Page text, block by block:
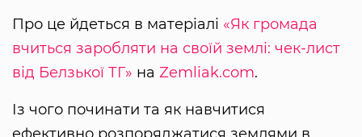
Про це йдеться в матеріалі «Як громада
вчиться заробляти на своїй землі: чек-лист
від Белзької ТГ» на Zemliak.com.
Із чого починати та як навчитися